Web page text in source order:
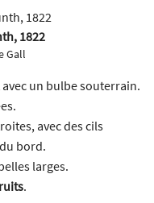
1822
Gall
un bulbe souterrain.
avec des cils
bord.
larges.
.